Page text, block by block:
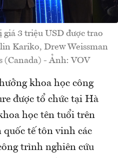
3 triệu USD được trao
Kariko, Drew Weissman
(Canada) - Ảnh: VOV
khoa học công
được tổ chức tại Hà
học tên tuổi trên
tế tôn vinh các
trình nghiên cứu